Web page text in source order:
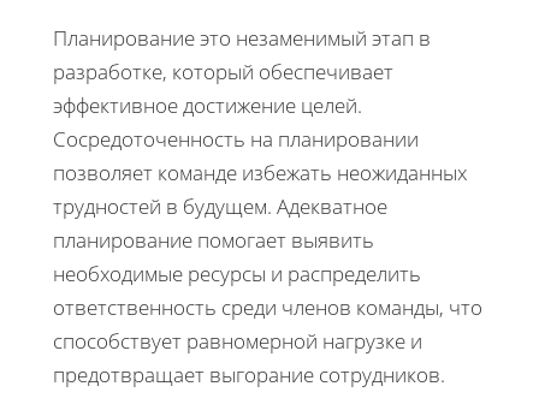
Планирование это незаменимый этап в
разработке, который обеспечивает
эффективное достижение целей.
Сосредоточенность на планировании
позволяет команде избежать неожиданных
трудностей в будущем. Адекватное
планирование помогает выявить
необходимые ресурсы и распределить
ответственность среди членов команды, что
способствует равномерной нагрузке и
предотвращает выгорание сотрудников.